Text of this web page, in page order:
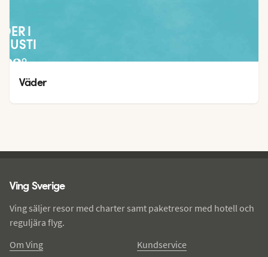
I
23°
13°
Väder
Ving Sverige
Ving säljer resor med charter samt paketresor med hotell och
reguljära flyg.
Om Ving
Kundservice